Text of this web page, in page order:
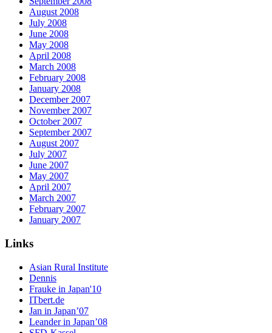
August 2008
July 2008
June 2008
May 2008
April 2008
March 2008
February 2008
January 2008
December 2007
November 2007
October 2007
September 2007
August 2007
July 2007
June 2007
May 2007
April 2007
March 2007
February 2007
January 2007
Links
Asian Rural Institute
Dennis
Frauke in Japan'10
ITbert.de
Jan in Japan’07
Leander in Japan’08